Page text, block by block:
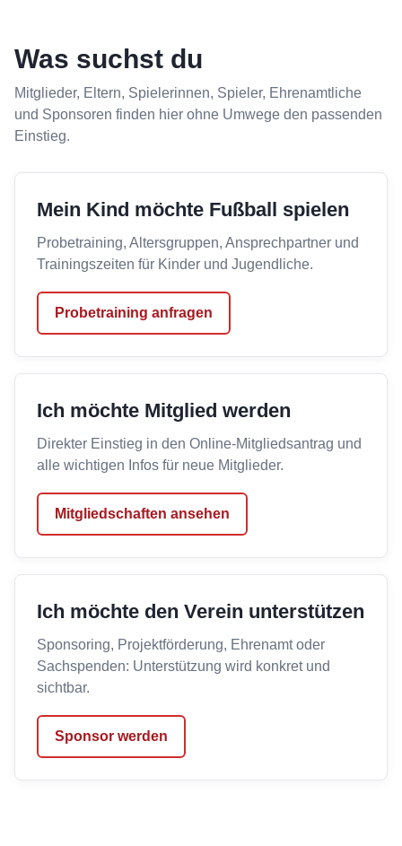
Was suchst du
Mitglieder, Eltern, Spielerinnen, Spieler, Ehrenamtliche
und Sponsoren finden hier ohne Umwege den passenden
Einstieg.
Mein Kind möchte Fußball spielen
Probetraining, Altersgruppen, Ansprechpartner und
Trainingszeiten für Kinder und Jugendliche.
Probetraining anfragen
Ich möchte Mitglied werden
Direkter Einstieg in den Online-Mitgliedsantrag und
alle wichtigen Infos für neue Mitglieder.
Mitgliedschaften ansehen
Ich möchte den Verein unterstützen
Sponsoring, Projektförderung, Ehrenamt oder
Sachspenden: Unterstützung wird konkret und
sichtbar.
Sponsor werden